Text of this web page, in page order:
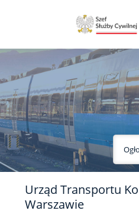
Urząd Transportu
Warszawie